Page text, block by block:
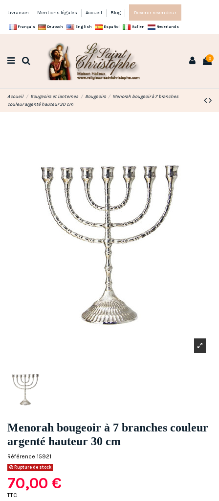
Livraison Mentions légales Accueil Blog Devenir revendeur
Français Deutsch English Español Italien Nederlands
0
Accueil Bougeoirs et lanternes Bougeoirs
Menorah bougeoir à 7 branches
couleur argenté hauteur 30 cm
Menorah bougeoir à 7 branches couleur
argenté hauteur 30 cm
Référence 15921
Rupture de stock
70,00 €
TTC